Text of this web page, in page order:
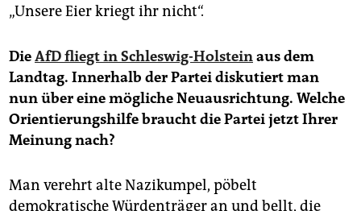
„Unsere Eier kriegt ihr nicht“.
DieAfD fliegt in Schleswig-Holsteinaus dem
Landtag. Innerhalb der Partei diskutiert man
nun über eine mögliche Neuausrichtung. Welche
Orientierungshilfe braucht die Partei jetzt Ihrer
Meinung nach?
Man verehrt alte Nazikumpel, pöbelt
demokratische Würdenträger an und bellt, die